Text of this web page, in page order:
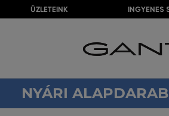
ÜZLETEINK INGYENES
NYÁRI